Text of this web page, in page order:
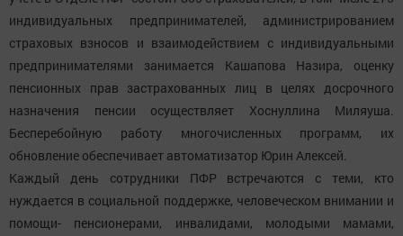
индивидуальных предпринимателей, администрированием
страховых взносов и взаимодействием с индивидуальными
предпринимателями занимается Кашапова Назира, оценку
пенсионных прав застрахованных лиц в целях досрочного
назначения пенсии осуществляет Хоснуллина Миляуша.
Бесперебойную работу многочисленных программ, их
обновление обеспечивает автоматизатор Юрин Алексей.
Каждый день сотрудники ПФР встречаются с теми, кто
нуждается в социальной поддержке, человеческом внимании и
помощи- пенсионерами, инвалидами, молодыми мамами,